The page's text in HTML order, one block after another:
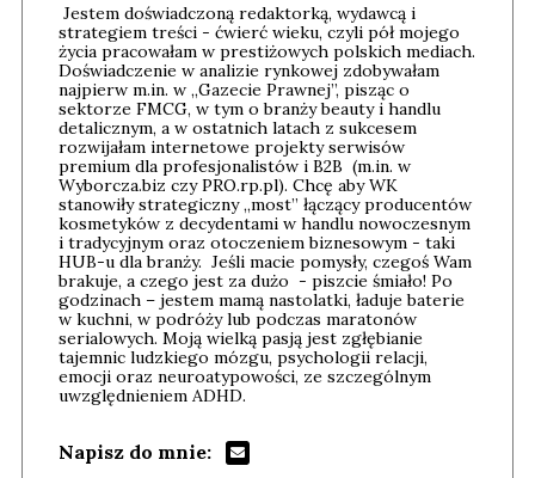
Jestem doświadczoną redaktorką, wydawcą i
strategiem treści - ćwierć wieku, czyli pół mojego
życia pracowałam w prestiżowych polskich mediach.
Doświadczenie w analizie rynkowej zdobywałam
najpierw m.in. w „Gazecie Prawnej”, pisząc o
sektorze FMCG, w tym o branży beauty i handlu
detalicznym, a w ostatnich latach z sukcesem
rozwijałam internetowe projekty serwisów
premium dla profesjonalistów i B2B (m.in. w
Wyborcza.biz czy PRO.rp.pl). Chcę aby WK
stanowiły strategiczny „most” łączący producentów
kosmetyków z decydentami w handlu nowoczesnym
i tradycyjnym oraz otoczeniem biznesowym - taki
HUB-u dla branży. Jeśli macie pomysły, czegoś Wam
brakuje, a czego jest za dużo - piszcie śmiało! Po
godzinach – jestem mamą nastolatki, ładuje baterie
w kuchni, w podróży lub podczas maratonów
serialowych. Moją wielką pasją jest zgłębianie
tajemnic ludzkiego mózgu, psychologii relacji,
emocji oraz neuroatypowości, ze szczególnym
uwzględnieniem ADHD.
Napisz do mnie: